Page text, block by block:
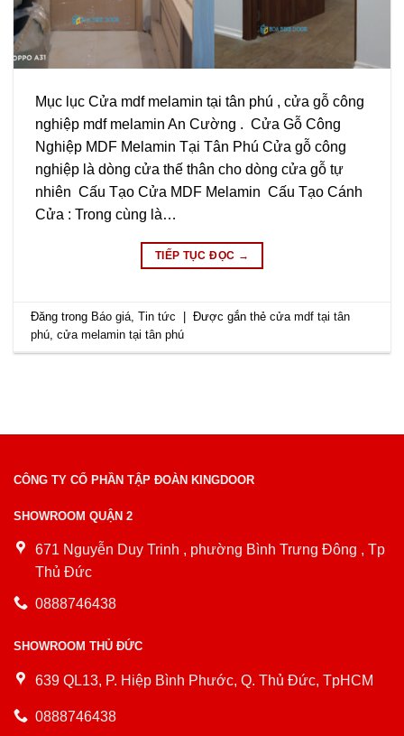
Mục lục Cửa mdf melamin tại tân phú , cửa gỗ công
nghiệp mdf melamin An Cường . Cửa Gỗ Công
Nghiệp MDF Melamin Tại Tân Phú Cửa gỗ công
nghiệp là dòng cửa thế thân cho dòng cửa gỗ tự
nhiên Cấu Tạo Cửa MDF Melamin Cấu Tạo Cánh
Cửa : Trong cùng là…
TIẾP TỤC ĐỌC →
Đăng trong Báo giá ,Tin tức Được gắn thẻcửa mdf tại tân
phú ,cửa melamin tại tân phú
CÔNG TY CỔ PHẦN TẬP ĐOÀN KINGDOOR
SHOWROOM QUẬN 2
671 Nguyễn Duy Trinh , phường Bình Trưng Đông , Tp
Thủ Đức
0888746438
SHOWROOM THỦ ĐỨC
639 QL13, P. Hiệp Bình Phước, Q. Thủ Đức, TpHCM
0888746438